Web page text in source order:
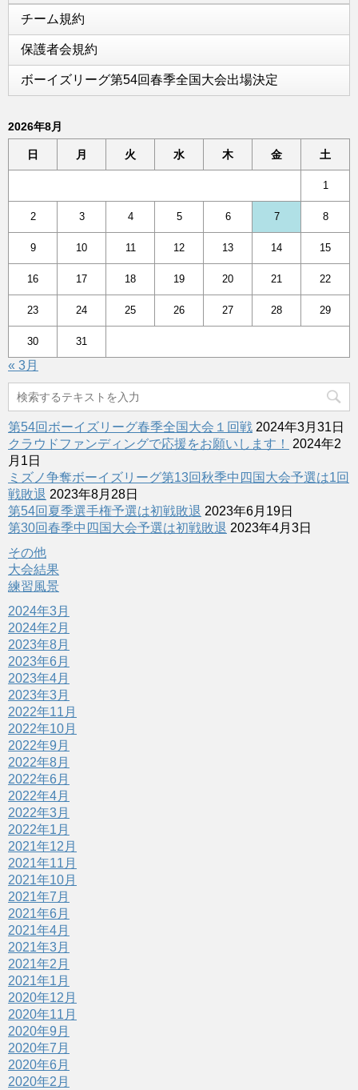
チーム規約
保護者会規約
ボーイズリーグ第54回春季全国大会出場決定
2026年8月
日 月 火 水 木 金 土
1
2 3 4 5 6 7 8
9 10 11 12 13 14 15
16 17 18 19 20 21 22
23 24 25 26 27 28 29
30 31
« 3月
第54回ボーイズリーグ春季全国大会１回戦 2024年3月31日
クラウドファンディングで応援をお願いします！
2024年2
月1日
ミズノ争奪ボーイズリーグ第13回秋季中四国大会予選は1回
戦敗退 2023年8月28日
第54回夏季選手権予選は初戦敗退 2023年6月19日
第30回春季中四国大会予選は初戦敗退 2023年4月3日
その他
大会結果
練習風景
2024年3月
2024年2月
2023年8月
2023年6月
2023年4月
2023年3月
2022年11月
2022年10月
2022年9月
2022年8月
2022年6月
2022年4月
2022年3月
2022年1月
2021年12月
2021年11月
2021年10月
2021年7月
2021年6月
2021年4月
2021年3月
2021年2月
2021年1月
2020年12月
2020年11月
2020年9月
2020年7月
2020年6月
2020年2月